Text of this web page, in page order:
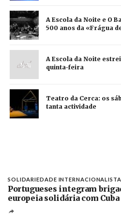
A Escola da Noite e O
500 anos da «Frágua
A Escola da Noite
quinta-feira
Teatro da Cerca: os
tanta actividade
SOLIDARIEDADE INTERNACIONALISTA
Portugueses integram
europeia solidária com Cuba